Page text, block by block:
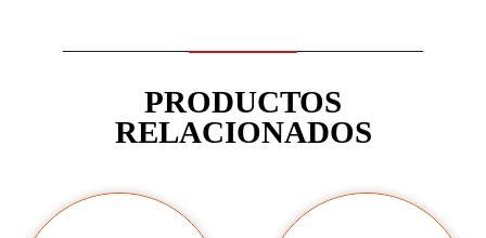
PRODUCTOS
RELACIONADOS